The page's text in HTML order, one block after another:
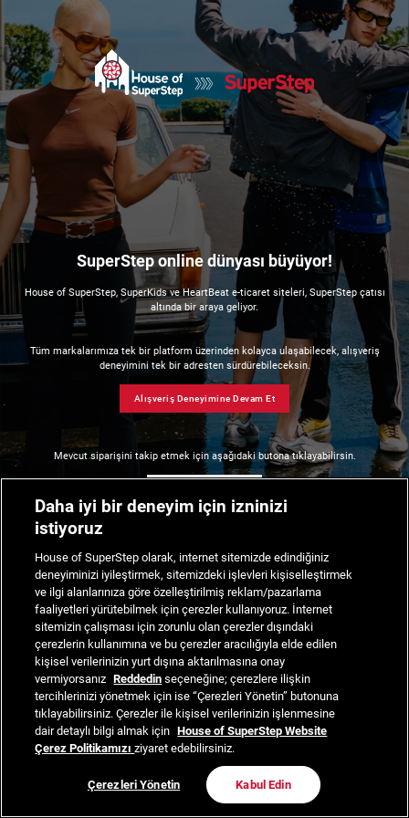
SuperStep online dünyası büyüyor!
House of SuperStep, SuperKids ve HeartBeat e-ticaret siteleri, SuperStep çatısı
altında bir araya geliyor.
Tüm markalarımıza tek bir platform üzerinden kolayca ulaşabilecek, alışveriş
deneyimini tek bir adresten sürdürebileceksin.
Alışveriş Deneyimine Devam Et
Mevcut siparişini takip etmek için aşağıdaki butona tıklayabilirsin.
Daha iyi bir deneyim için izninizi
istiyoruz
House of SuperStep olarak, internet sitemizde edindiğiniz
deneyiminizi iyileştirmek, sitemizdeki işlevleri kişiselleştirmek
ve ilgi alanlarınıza göre özelleştirilmiş reklam/pazarlama
faaliyetleri yürütebilmek için çerezler kullanıyoruz. İnternet
sitemizin çalışması için zorunlu olan çerezler dışındaki
çerezlerin kullanımına ve bu çerezler aracılığıyla elde edilen
kişisel verilerinizin yurt dışına aktarılmasına onay
vermiyorsanız Reddedin seçeneğine; çerezlere ilişkin
tercihlerinizi yönetmek için ise “Çerezleri Yönetin” butonuna
tıklayabilirsiniz. Çerezler ile kişisel verilerinizin işlenmesine
dair detaylı bilgi almak için House of SuperStep Website
Çerez Politikamızıziyaret edebilirsiniz.
Çerezleri Yönetin Kabul Edin